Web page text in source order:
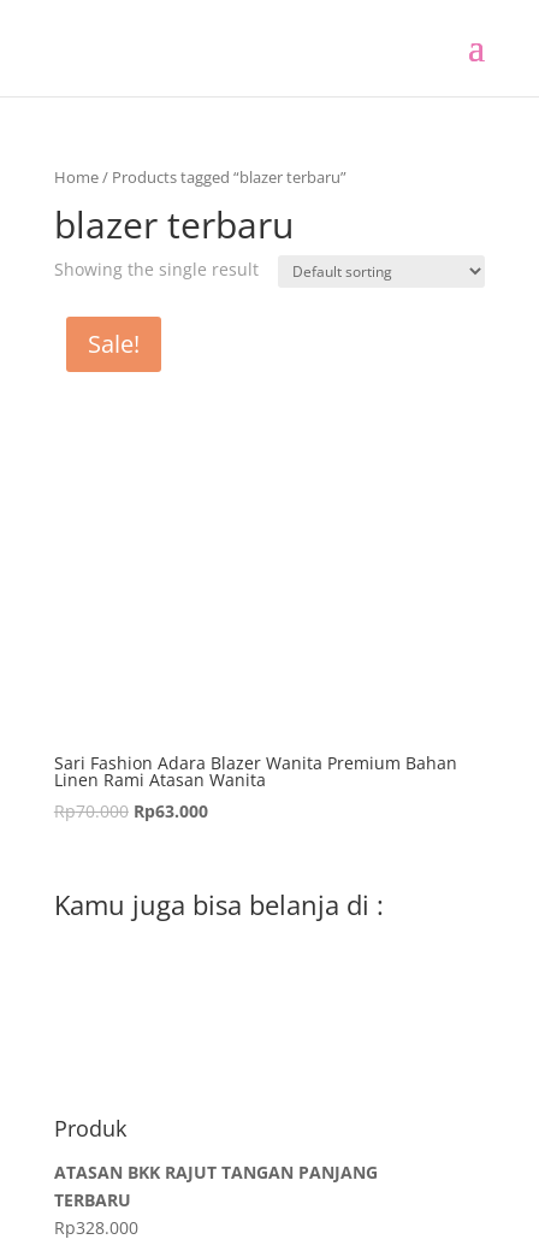
Home/ Products tagged “blazer terbaru”
blazer terbaru
Showing the single result
Sale!
Sari Fashion Adara Blazer Wanita Premium Bahan
Linen Rami Atasan Wanita
Rp70.000 Rp63.000
Kamu juga bisa belanja di :
Produk
ATASAN BKK RAJUT TANGAN PANJANG
TERBARU
Rp328.000